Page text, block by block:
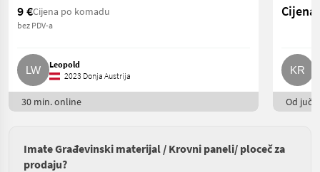
9 €Cijena po komadu
bez PDV-a
Leopold
2023 Donja Austrija
30 min. online Od jučer
Imate Građevinski materijal / Krovni paneli/ ploceč za
prodaju?